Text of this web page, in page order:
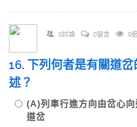
0討論 0留言 0
16. 下列何者是有關道
述？
(A)列車行進方向由岔心
道岔